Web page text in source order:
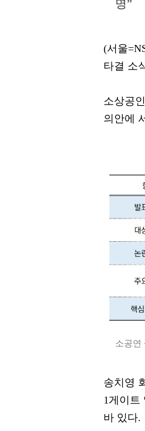
명”
(서울
타결 소
소상공
의안에
소공연
송치영
1게이트
바 있다.